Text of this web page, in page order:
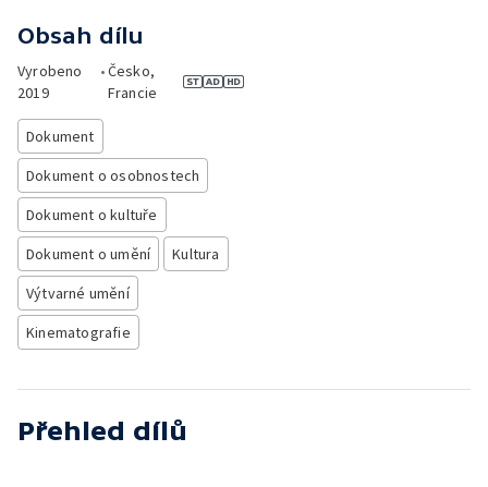
Obsah dílu
Vyrobeno
2019
•Česko,
Francie
Dokument
Dokument o osobnostech
Dokument o kultuře
Dokument o umění
Kultura
Výtvarné umění
Kinematografie
Přehled dílů